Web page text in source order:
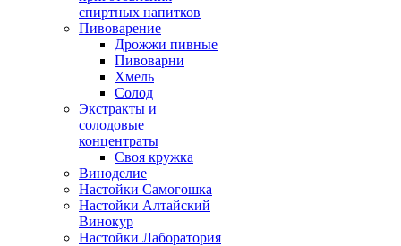
спиртных напитков
Пивоварение
Дрожжи пивные
Пивоварни
Хмель
Солод
Экстракты и
солодовые
концентраты
Своя кружка
Виноделие
Настойки Самогошка
Настойки Алтайский
Винокур
Настойки Лаборатория